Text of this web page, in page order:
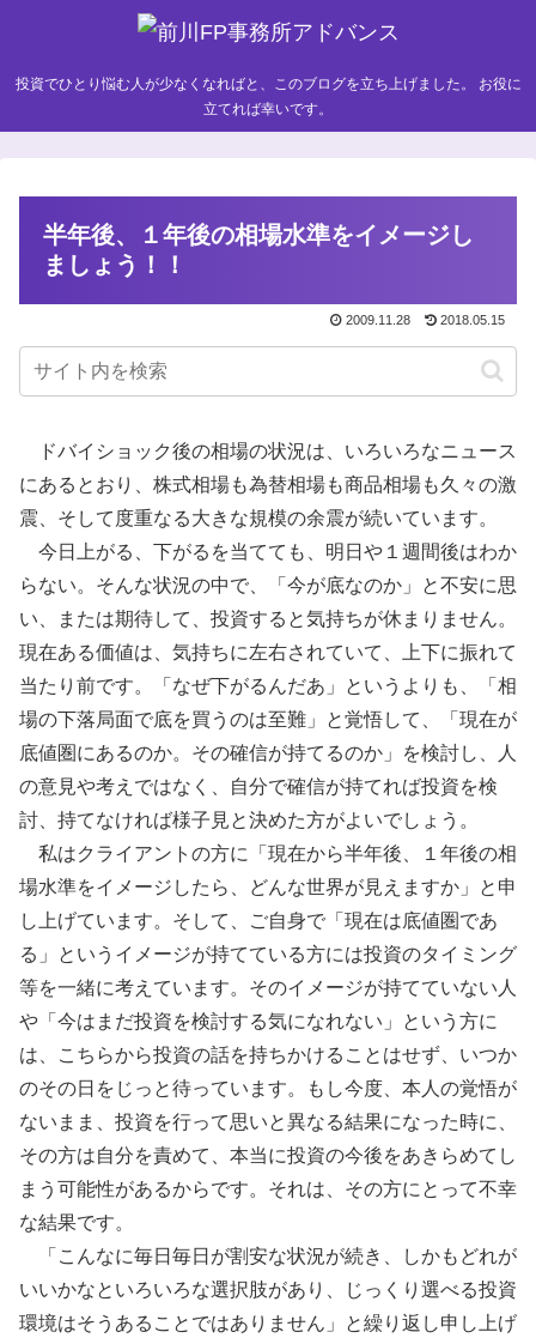
投資でひとり悩む人が少なくなればと、このブログを立ち上げました。 お役に
立てれば幸いです。
半年後、１年後の相場水準をイメージし
ましょう！！
2009.11.28 2018.05.15
ドバイショック後の相場の状況は、いろいろなニュース
にあるとおり、株式相場も為替相場も商品相場も久々の激
震、そして度重なる大きな規模の余震が続いています。
今日上がる、下がるを当てても、明日や１週間後はわか
らない。そんな状況の中で、「今が底なのか」と不安に思
い、または期待して、投資すると気持ちが休まりません。
現在ある価値は、気持ちに左右されていて、上下に振れて
当たり前です。「なぜ下がるんだあ」というよりも、「相
場の下落局面で底を買うのは至難」と覚悟して、「現在が
底値圏にあるのか。その確信が持てるのか」を検討し、人
の意見や考えではなく、自分で確信が持てれば投資を検
討、持てなければ様子見と決めた方がよいでしょう。
私はクライアントの方に「現在から半年後、１年後の相
場水準をイメージしたら、どんな世界が見えますか」と申
し上げています。そして、ご自身で「現在は底値圏であ
る」というイメージが持てている方には投資のタイミング
等を一緒に考えています。そのイメージが持てていない人
や「今はまだ投資を検討する気になれない」という方に
は、こちらから投資の話を持ちかけることはせず、いつか
のその日をじっと待っています。もし今度、本人の覚悟が
ないまま、投資を行って思いと異なる結果になった時に、
その方は自分を責めて、本当に投資の今後をあきらめてし
まう可能性があるからです。それは、その方にとって不幸
な結果です。
「こんなに毎日毎日が割安な状況が続き、しかもどれが
いいかなといろいろな選択肢があり、じっくり選べる投資
環境はそうあることではありません」と繰り返し申し上げ